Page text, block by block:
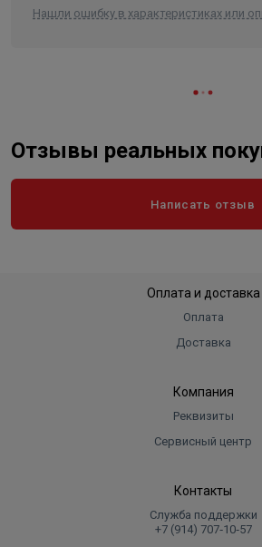
Нашли ошибку в характеристиках или
Отзывы реальных
Написать отзыв
Оплата и доставка
Оплата
Доставка
Компания
Реквизиты
Сервисный центр
Контакты
Служба поддержки
+7 (914) 707‑10‑57